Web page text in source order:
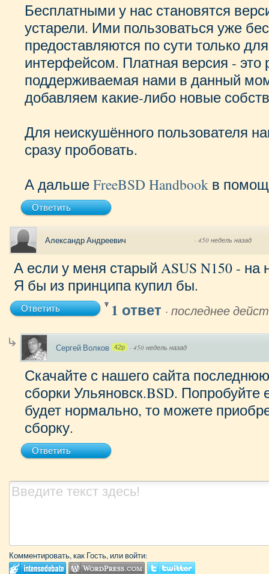
Бесплатными у нас становятся
устарели. Ими пользоваться уже
предоставляются по сути только
интерфейсом. Платная версия - это
поддерживаемая нами в данный
добавляем какие-либо новые
Для неискушённого пользователя
сразу пробовать.
А дальшеFreeBSD Handbook в
Ответить
Александр Андреевич · 450 недель назад
А если у меня старый ASUS N150 - на
Я бы из принципа купил бы.
Ответить 1 ответ · последнее
Сергей Волков 42p · 450 недель назад
Скачайте с нашего сайта
сборки Ульяновск.BSD. Попробуйте
будет нормально, то можете
сборку.
Ответить
Комментировать, как Гость, или войти: